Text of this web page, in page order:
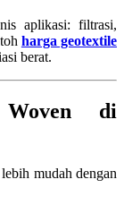
aplikasi: filtrasi,
harga geotextile
berat.
di
mudah dengan